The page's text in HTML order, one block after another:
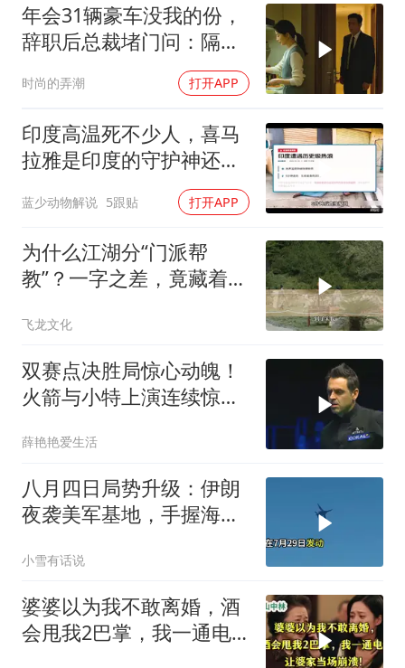
年会31辆豪车没我的份，
辞职后总裁堵门问：隔壁
时尚的弄潮 打开APP
印度高温死不少人，喜马
拉雅是印度的守护神还是
蓝少动物解说 5跟贴 打开APP
为什么江湖分“门派帮
教”？一字之差，竟藏着不
飞龙文化
双赛点决胜局惊心动魄！
火箭与小特上演连续惊险
薛艳艳爱生活
八月四日局势升级：伊朗
夜袭美军基地，手握海峡
小雪有话说
婆婆以为我不敢离婚，酒
会甩我2巴掌，我一通电